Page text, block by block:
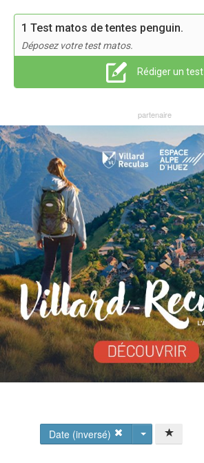
1 Test matos de tentes penguin.
Déposez votre test matos.
Rédiger un test
Date (inversé)